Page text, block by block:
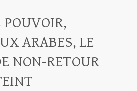
ARABES, LE
NON-RETOUR